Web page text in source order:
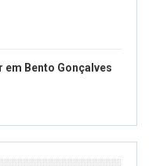
em Bento Gonçalves